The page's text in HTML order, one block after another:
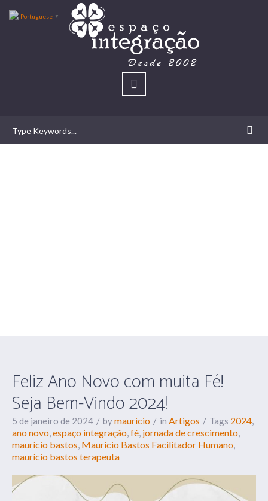
Feliz Ano Novo com muita Fé!
Seja Bem-Vindo 2024!
5 de janeiro de 2024 bymauricio in Artigos Tags 2024,
ano novo,espaço integração,fé, jornada de crescimento,
maurício bastos, Maurício Bastos Facilitador Humano,
maurício bastos terapeuta
Portuguese ▼